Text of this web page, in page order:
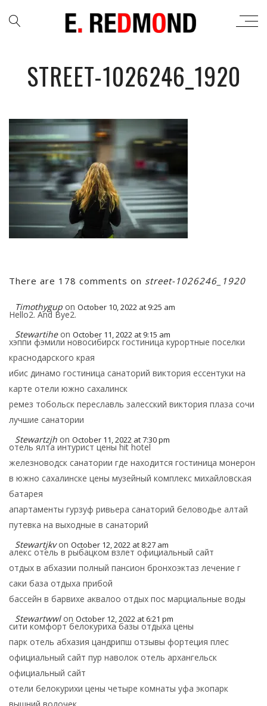
STREET-1026246_1920
There are 178 comments on street-1026246_1920
Timothygup on October 10, 2022 at 9:25 am
Hello2. And Bye2.
Stewartihe on October 11, 2022 at 9:15 am
хэппи фэмили новосибирск гостиница курортные поселки
краснодарского края
ибис динамо гостиница санаторий виктория ессентуки на
карте отели южно сахалинск
ремез тобольск переславль залесский виктория плаза сочи
лучшие санатории
Stewartzjh on October 11, 2022 at 7:30 pm
отель ялта интурист цены hit hotel
железноводск санатории где находится гостиница монерон
в южно сахалинске цены музейный комплекс михайловская
батарея
апартаменты гурзуф ривьера санаторий беловодье алтай
путевка на выходные в санаторий
Stewartjkv on October 12, 2022 at 8:27 am
алекс отель в рыбацком взлет официальный сайт
отдых в абхазии полный пансион бронхоэктаз лечение г
саки база отдыха прибой
бассейн в барвихе аквалоо отдых пос марциальные воды
Stewartwwl on October 12, 2022 at 6:21 pm
сити комфорт белокуриха базы отдыха цены
парк отель абхазия цандрипш отзывы фортеция плес
официальный сайт пур наволок отель архангельск
официальный сайт
отели белокурихи цены четыре комнаты уфа экопарк